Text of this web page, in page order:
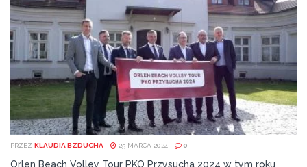
PRZEZ KLAUDIA BZDUCHA 25 MARCA 2024 0
Orlen Beach Volley Tour PKO Przysucha 2024 w tym roku